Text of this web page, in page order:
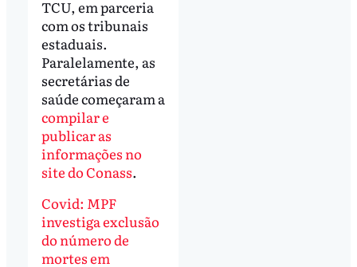
TCU, em parceria
com os tribunais
estaduais.
Paralelamente, as
secretárias de
saúde começaram a
compilar e
publicar as
informações no
site do Conass.
Covid: MPF
investiga exclusão
do número de
mortes em